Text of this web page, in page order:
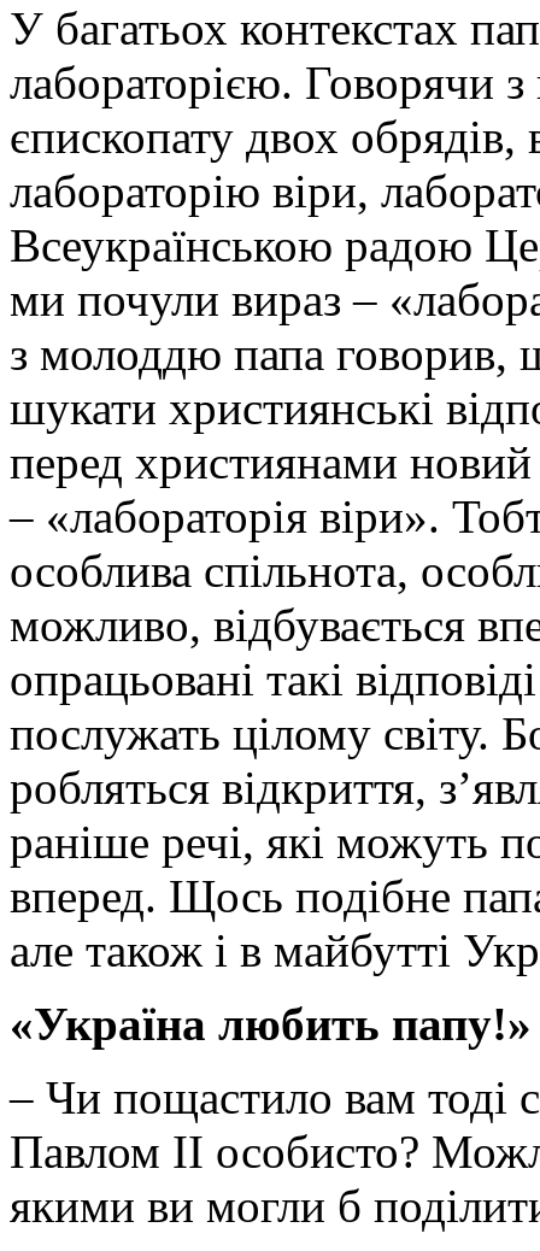
У багатьох контекстах
лабораторією. Говорячи
єпископату двох
лабораторію віри,
Всеукраїнською радою
ми почули вираз –
з молоддю папа
шукати християнські
перед християнами новий
– «лабораторія віри».
особлива спільнота,
можливо, відбувається
опрацьовані такі
послужать цілому світу.
робляться відкриття,
раніше речі, які можуть
вперед. Щось подібне
але також і в майбутті
«Україна любить папу!»
– Чи пощастило вам тоді
Павлом ІІ особисто?
якими ви могли б